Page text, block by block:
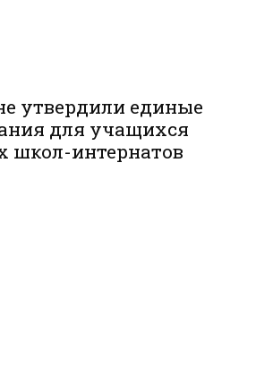
утвердили единые
для учащихся
школ-интернатов